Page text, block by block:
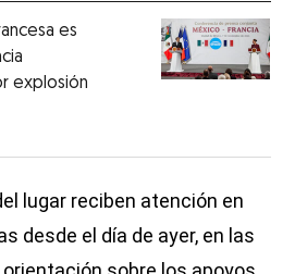
es
explosión
lugar reciben atención en
desde el día de ayer, en las